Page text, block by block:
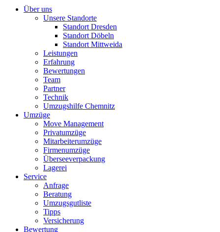
Über uns
Unsere Standorte
Standort Dresden
Standort Döbeln
Standort Mittweida
Leistungen
Erfahrung
Bewertungen
Team
Partner
Technik
Umzugshilfe Chemnitz
Umzüge
Move Management
Privatumzüge
Mitarbeiterumzüge
Firmenumzüge
Überseeverpackung
Lagerei
Service
Anfrage
Beratung
Umzugsgutliste
Tipps
Versicherung
Bewertung